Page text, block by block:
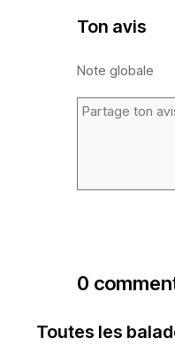
Ton avis
Note globale
0
Toutes les